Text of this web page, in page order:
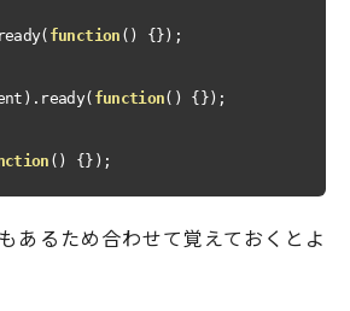
ready( function () {});
). ready( function() {});
() {});
あるため合わせて覚えておくとよ